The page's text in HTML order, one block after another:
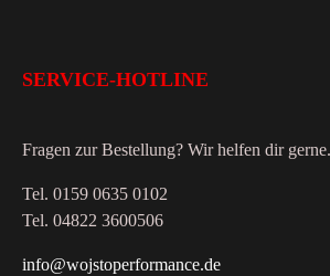
SERVICE-HOTLINE
Fragen zur Bestellung? Wir helfen dir gerne.
Tel. 0159 0635 0102
Tel. 04822 3600506
info@wojstoperformance.de